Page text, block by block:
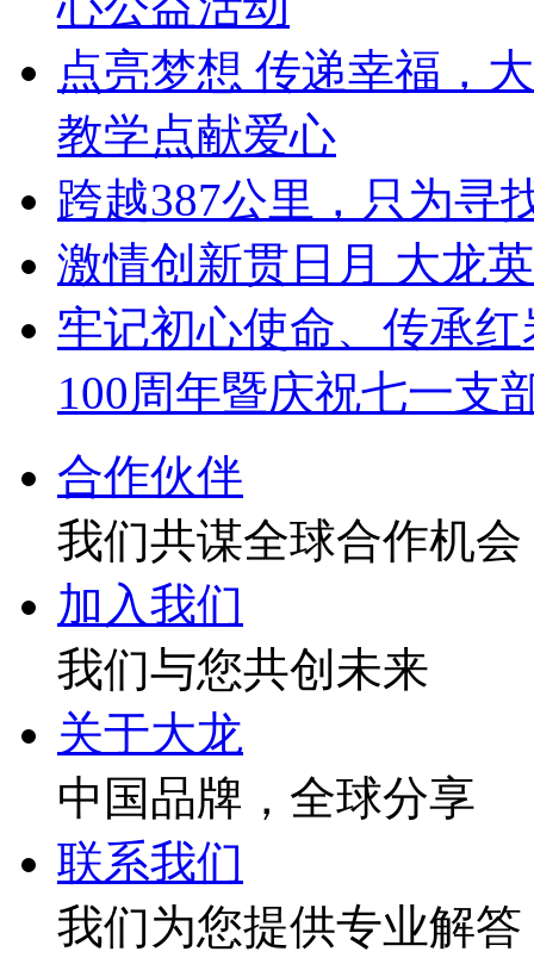
点亮梦想 传递幸福，
教学点献爱心
跨越387公里，只为寻
激情创新贯日月 大龙
牢记初心使命、传承
100周年暨庆祝七一支
合作伙伴
我们共谋全球合作机会
加入我们
我们与您共创未来
关于大龙
中国品牌，全球分享
联系我们
我们为您提供专业解答